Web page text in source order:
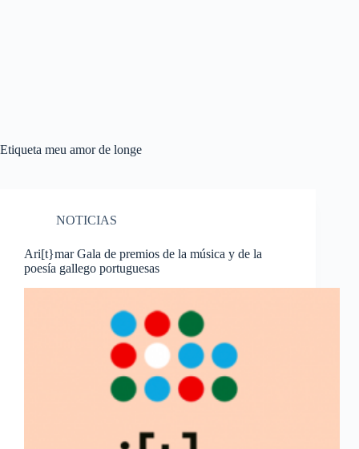
Etiqueta meu amor de longe
NOTICIAS
Ari[t}mar Gala de premios de la música y de la
poesía gallego portuguesas